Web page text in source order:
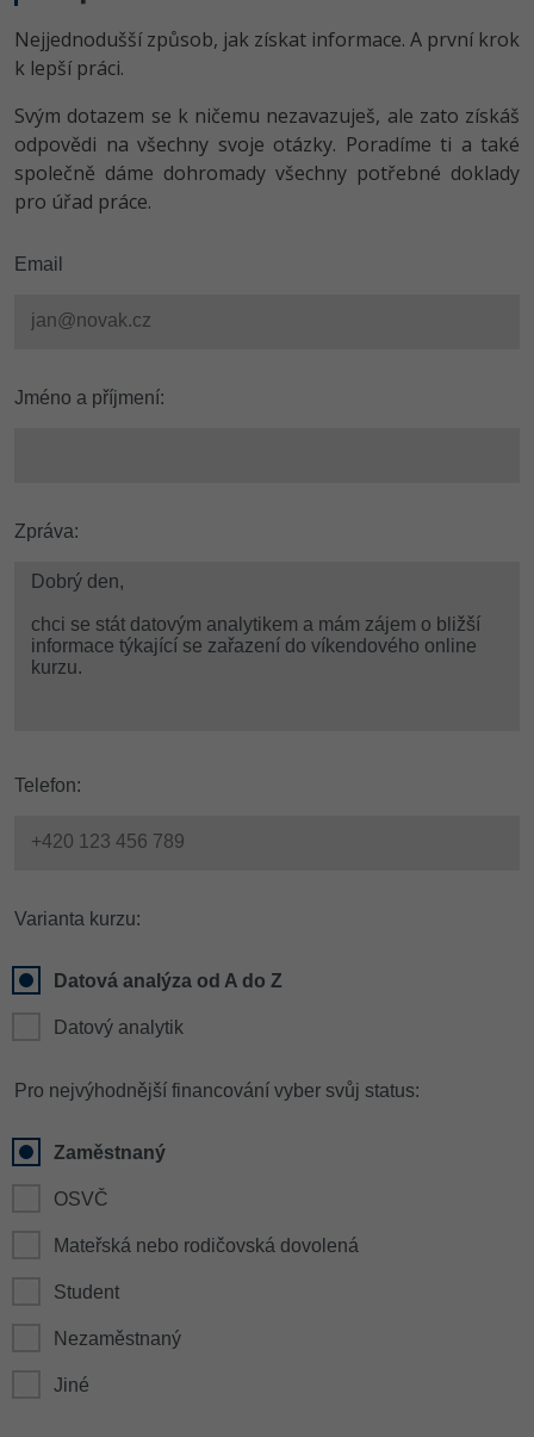
Nejjednodušší způsob, jak získat informace. A první krok
k lepší práci.
Svým dotazem se k ničemu nezavazuješ, ale zato získáš
odpovědi na všechny svoje otázky. Poradíme ti a také
společně dáme dohromady všechny potřebné doklady
pro úřad práce.
Email
Jméno a příjmení:
Zpráva:
Telefon:
Varianta kurzu:
Datová analýza od A do Z
Datový analytik
Pro nejvýhodnější financování vyber svůj status:
Zaměstnaný
OSVČ
Mateřská nebo rodičovská dovolená
Student
Nezaměstnaný
Jiné